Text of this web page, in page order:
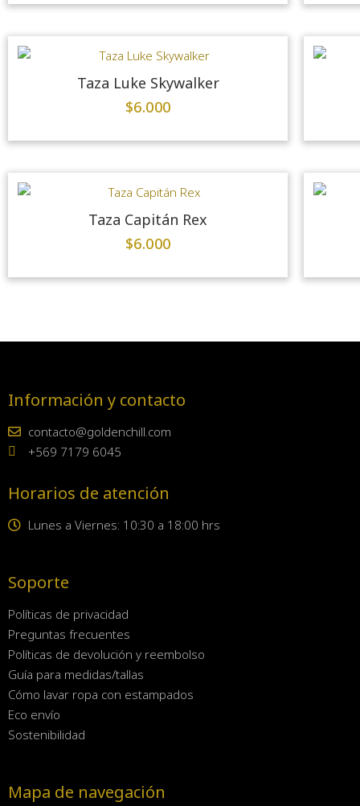
Taza Luke Skywalker
$6.000
Taza Capitán Rex
$6.000
Información y contacto
contacto@goldenchill.com
+569 7179 6045
Horarios de atención
Lunes a Viernes: 10:30 a 18:00 hrs
Soporte
Políticas de privacidad
Preguntas frecuentes
Políticas de devolución y reembolso
Guía para medidas/tallas
Cómo lavar ropa con estampados
Eco envío
Sostenibilidad
Mapa de navegación